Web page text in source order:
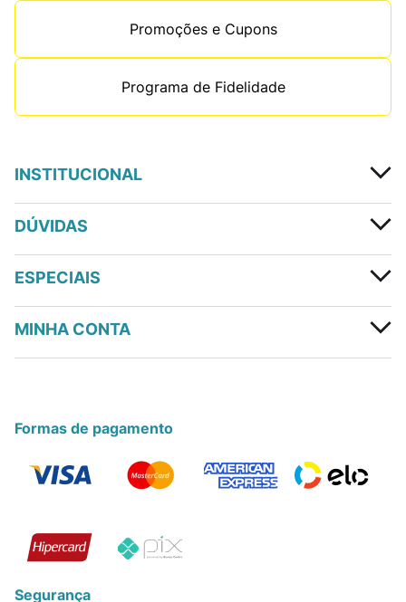
Promoções e Cupons
Programa de Fidelidade
INSTITUCIONAL
DÚVIDAS
ESPECIAIS
MINHA CONTA
Formas de pagamento
Segurança